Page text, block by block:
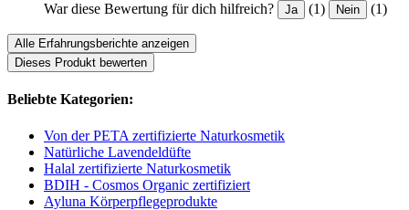
War diese Bewertung für dich hilfreich? Ja (1) Nein (1)
Alle Erfahrungsberichte anzeigen
Dieses Produkt bewerten
Beliebte Kategorien:
Von der PETA zertifizierte Naturkosmetik
Natürliche Lavendeldüfte
Halal zertifizierte Naturkosmetik
BDIH - Cosmos Organic zertifiziert
Ayluna Körperpflegeprodukte